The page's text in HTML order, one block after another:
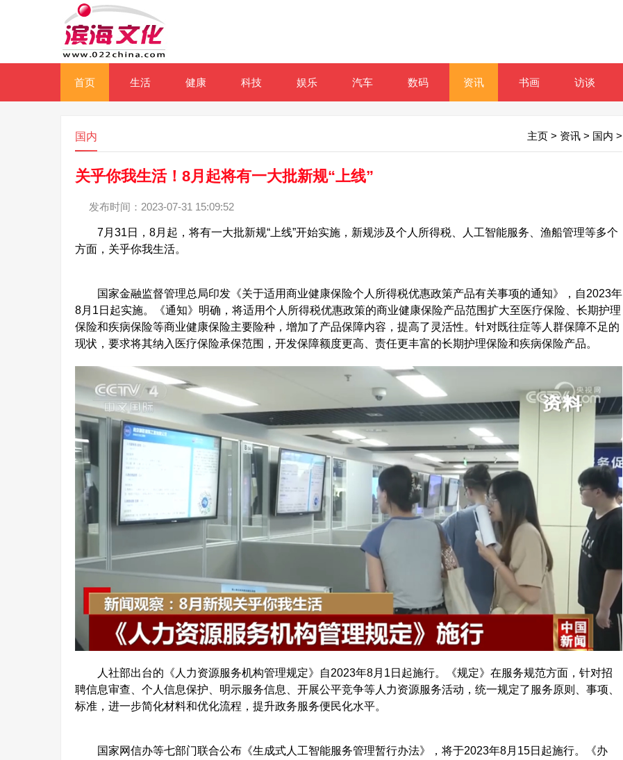
首页 生活 健康 科技 娱乐 汽车 数码 资讯 书画 访谈
主页 > 资讯 > 国内 >
国内
关乎你我生活！8月起将有一大批新规“上线”
发布时间：2023-07-31 15:09:52
7月31日，8月起，将有一大批新规“上线”开始实施，新规涉及个人所得税、人工智能服务、渔船管理等多个
方面，关乎你我生活。
国家金融监督管理总局印发《关于适用商业健康保险个人所得税优惠政策产品有关事项的通知》，自2023年
8月1日起实施。《通知》明确，将适用个人所得税优惠政策的商业健康保险产品范围扩大至医疗保险、长期护理
保险和疾病保险等商业健康保险主要险种，增加了产品保障内容，提高了灵活性。针对既往症等人群保障不足的
现状，要求将其纳入医疗保险承保范围，开发保障额度更高、责任更丰富的长期护理保险和疾病保险产品。
人社部出台的《人力资源服务机构管理规定》自2023年8月1日起施行。《规定》在服务规范方面，针对招
聘信息审查、个人信息保护、明示服务信息、开展公平竞争等人力资源服务活动，统一规定了服务原则、事项、
标准，进一步简化材料和优化流程，提升政务服务便民化水平。
国家网信办等七部门联合公布《生成式人工智能服务管理暂行办法》，将于2023年8月15日起施行。《办